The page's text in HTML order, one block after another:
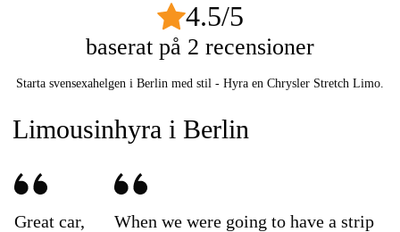
4.5/5
baserat på 2 recensioner
Starta svensexahelgen i Berlin med stil - Hyra en Chrysler Stretch Limo.
Limousinhyra i Berlin
Great car,
When we were going to have a strip